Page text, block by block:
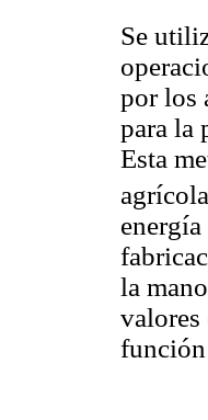
Se
por los
para la
Esta
la
valores
función